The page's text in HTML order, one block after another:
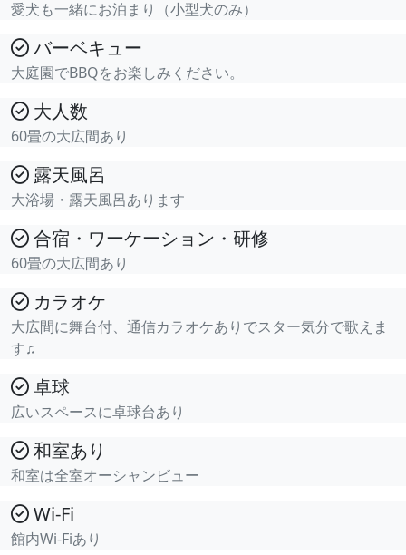
愛犬も一緒にお泊まり（小型犬のみ）
バーベキュー
大庭園でBBQをお楽しみください。
大人数
60畳の大広間あり
露天風呂
大浴場・露天風呂あります
合宿・ワーケーション・研修
60畳の大広間あり
カラオケ
大広間に舞台付、通信カラオケありでスター気分で歌えま
す♫
卓球
広いスペースに卓球台あり
和室あり
和室は全室オーシャンビュー
Wi-Fi
館内Wi-Fiあり